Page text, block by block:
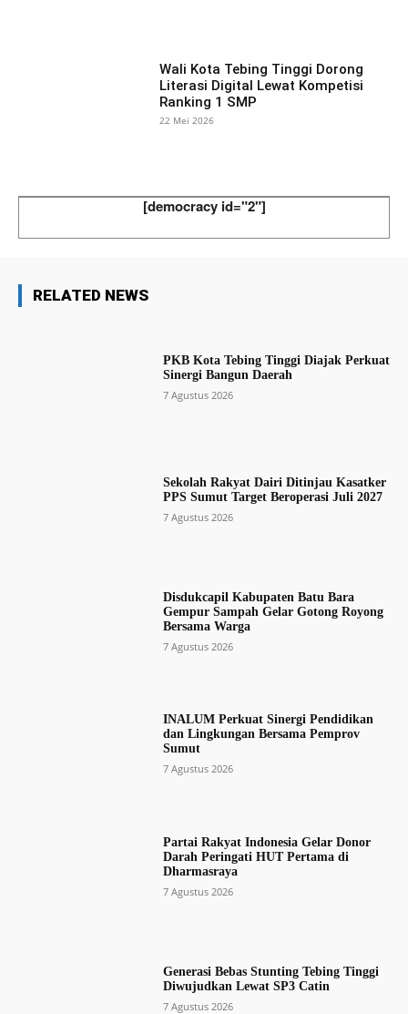
Wali Kota Tebing Tinggi Dorong
Literasi Digital Lewat Kompetisi
Ranking 1 SMP
22 Mei 2026
[democracy id="2"]
RELATED NEWS
PKB Kota Tebing Tinggi Diajak Perkuat
Sinergi Bangun Daerah
7 Agustus 2026
Sekolah Rakyat Dairi Ditinjau Kasatker
PPS Sumut Target Beroperasi Juli 2027
7 Agustus 2026
Disdukcapil Kabupaten Batu Bara
Gempur Sampah Gelar Gotong Royong
Bersama Warga
7 Agustus 2026
INALUM Perkuat Sinergi Pendidikan
dan Lingkungan Bersama Pemprov
Sumut
7 Agustus 2026
Partai Rakyat Indonesia Gelar Donor
Darah Peringati HUT Pertama di
Dharmasraya
7 Agustus 2026
Generasi Bebas Stunting Tebing Tinggi
Diwujudkan Lewat SP3 Catin
7 Agustus 2026